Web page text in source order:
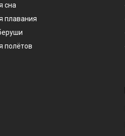
сна
плавания
полётов